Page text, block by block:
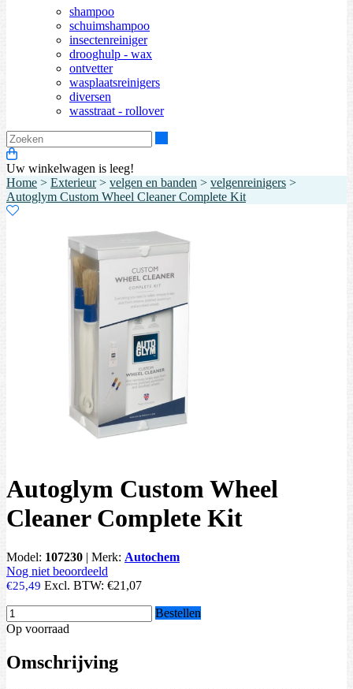
shampoo
schuimshampoo
insectenreiniger
drooghulp - wax
ontvetter
wasplaatsreinigers
diversen
wasstraat - rollover
Uw winkelwagen is leeg!
Home > Exterieur> velgen en banden > velgenreinigers >
Autoglym Custom Wheel Cleaner Complete Kit
Autoglym Custom Wheel
Cleaner Complete Kit
Model: 107230 | Merk: Autochem
Nog niet beoordeeld
€25,49 Excl. BTW: €21,07
Bestellen
Op voorraad
Omschrijving